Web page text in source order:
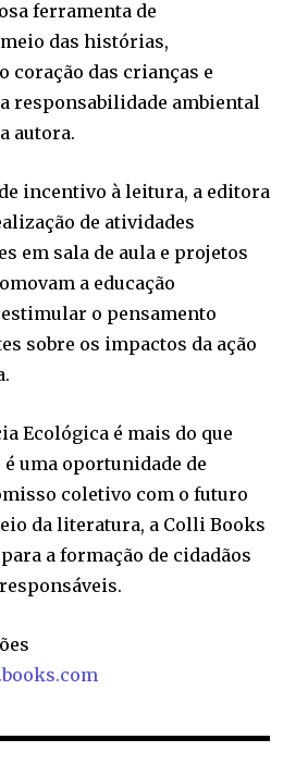
ferramenta de
das histórias,
coração das crianças e
responsabilidade ambiental
autora.
incentivo à leitura, a editora
de atividades
em sala de aula e projetos
a educação
o pensamento
sobre os impactos da ação
Ecológica é mais do que
uma oportunidade de
coletivo com o futuro
da literatura, a Colli Books
a formação de cidadãos